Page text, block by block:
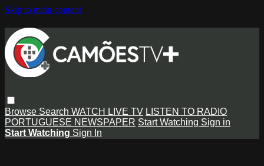
Skip to main content
Browse Search WATCH LIVE TV LISTEN TO RADIO
PORTUGUESE NEWSPAPER Start Watching Sign in
Start Watching Sign In